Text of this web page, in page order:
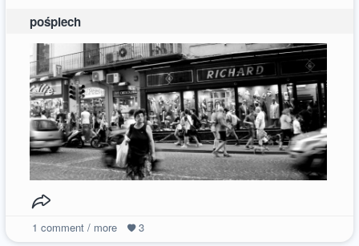
pośpiech
1 comment / more 3